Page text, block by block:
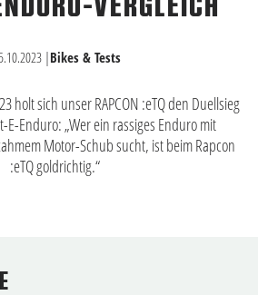
|Bikes & Tests
holt sich unser RAPCON :eTQ den Duellsieg
E-Enduro: „Wer ein rassiges Enduro mit
Motor-Schub sucht, ist beim Rapcon
:eTQ goldrichtig.“